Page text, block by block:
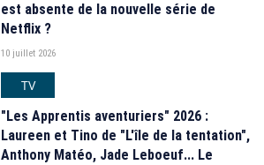
est absente de la nouvelle série de
Netflix ?
10 juillet 2026
TV
"Les Apprentis aventuriers" 2026 :
Laureen et Tino de "L'île de la tentation",
Anthony Matéo, Jade Leboeuf... Le